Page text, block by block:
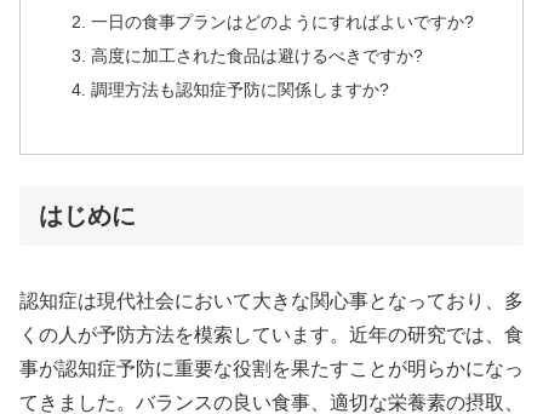
一日の食事プランはどのようにすればよいですか?
高度に加工された食品は避けるべきですか?
調理方法も認知症予防に関係しますか?
はじめに
認知症は現代社会において大きな関心事となっており、多
くの人が予防方法を模索しています。近年の研究では、食
事が認知症予防に重要な役割を果たすことが明らかになっ
てきました。バランスの良い食事、適切な栄養素の摂取、